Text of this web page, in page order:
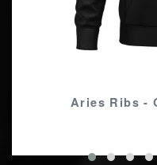
Aries Ribs -